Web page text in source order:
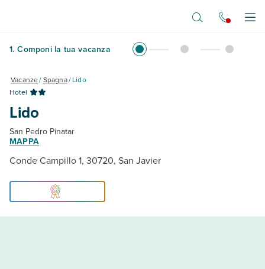
1. Componi la tua vacanza
Vacanze/Spagna/Lido
Hotel
Lido
San Pedro Pinatar
MAPPA
Conde Campillo 1, 30720, San Javier